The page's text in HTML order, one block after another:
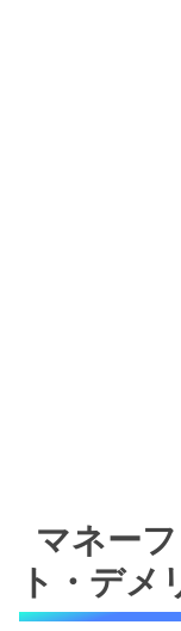
マネー
ト・デメ